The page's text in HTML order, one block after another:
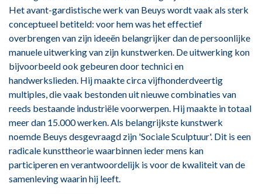
Het avant-gardistische werk van Beuys wordt vaak als sterk
conceptueel betiteld: voor hem was het effectief
overbrengen van zijn ideeën belangrijker dan de persoonlijke
manuele uitwerking van zijn kunstwerken. De uitwerking kon
bijvoorbeeld ook gebeuren door technici en
handwerkslieden. Hij maakte circa vijfhonderdveertig
multiples, die vaak bestonden uit nieuwe combinaties van
reeds bestaande industriële voorwerpen. Hij maakte in totaal
meer dan 15.000 werken. Als belangrijkste kunstwerk
noemde Beuys desgevraagd zijn 'Sociale Sculptuur'. Dit is een
radicale kunsttheorie waarbinnen ieder mens kan
participeren en verantwoordelijk is voor de kwaliteit van de
samenleving waarin hij leeft.